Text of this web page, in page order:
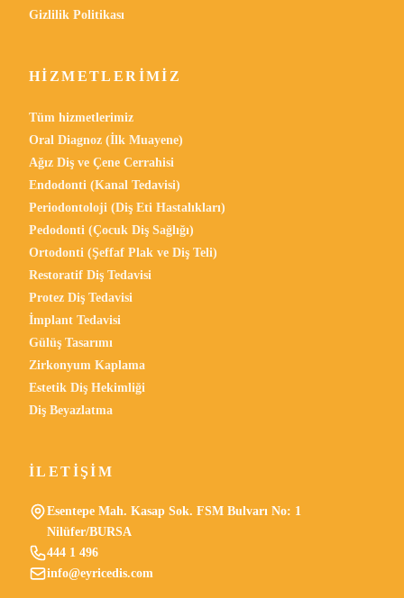
Gizlilik Politikası
HIZMETLERIMIZ
Tüm hizmetlerimiz
Oral Diagnoz (İlk Muayene)
Ağız Diş ve Çene Cerrahisi
Endodonti (Kanal Tedavisi)
Periodontoloji (Diş Eti Hastalıkları)
Pedodonti (Çocuk Diş Sağlığı)
Ortodonti (Şeffaf Plak ve Diş Teli)
Restoratif Diş Tedavisi
Protez Diş Tedavisi
İmplant Tedavisi
Gülüş Tasarımı
Zirkonyum Kaplama
Estetik Diş Hekimliği
Diş Beyazlatma
İLETIŞIM
Esentepe Mah. Kasap Sok. FSM Bulvarı No: 1
Nilüfer/BURSA
444 1 496
info@eyricedis.com